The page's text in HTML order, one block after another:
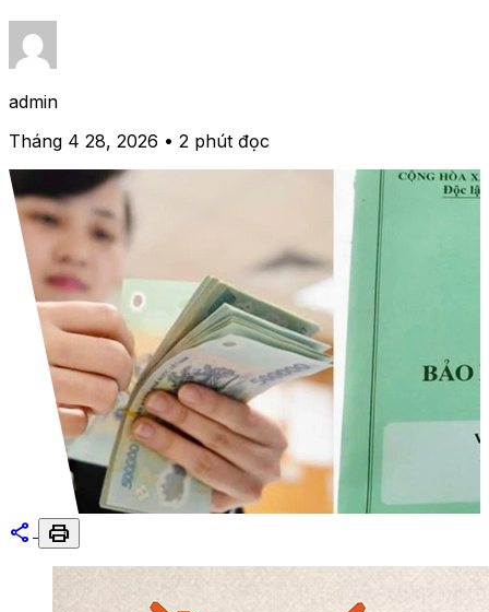
admin
Tháng 4 28, 2026 • 2 phút đọc
share print